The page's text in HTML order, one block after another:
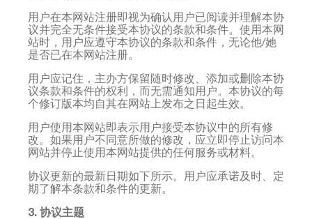
用户在本网站注册即视为确认用户已阅读并理解本协
议并完全无条件接受本协议的条款和条件。使用本网
站时，用户应遵守本协议的条款和条件，无论他/她
是否已在本网站注册。
用户应记住，主办方保留随时修改、添加或删除本协
议条款和条件的权利，而无需通知用户。本协议的每
个修订版本均自其在网站上发布之日起生效。
用户使用本网站即表示用户接受本协议中的所有修
改。如果用户不同意所做的修改，应立即停止访问本
网站并停止使用本网站提供的任何服务或材料。
协议更新的最新日期如下所示。用户应承诺及时、定
期了解本条款和条件的更新。
3. 协议主题